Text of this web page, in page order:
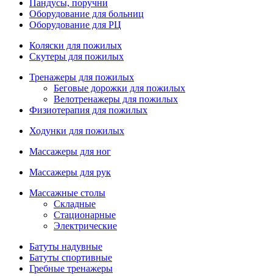
Пандусы, поручни
Оборудование для больниц
Оборудование для РЦ
Коляски для пожилых
Скутеры для пожилых
Тренажеры для пожилых
Беговые дорожки для пожилых
Велотренажеры для пожилых
Физиотерапия для пожилых
Ходунки для пожилых
Массажеры для ног
Массажеры для рук
Массажные столы
Складные
Стационарные
Электрические
Батуты надувные
Батуты спортивные
Гребные тренажеры